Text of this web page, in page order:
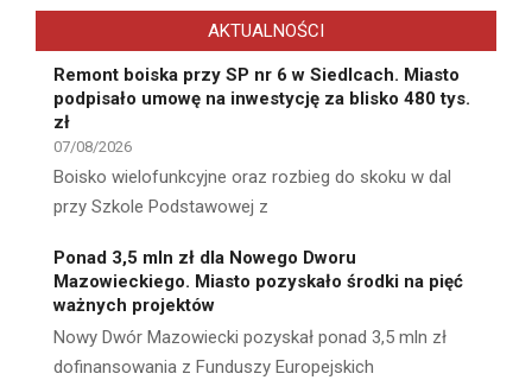
AKTUALNOŚCI
Remont boiska przy SP nr 6 w Siedlcach. Miasto
podpisało umowę na inwestycję za blisko 480 tys.
zł
07/08/2026
Boisko wielofunkcyjne oraz rozbieg do skoku w dal
przy Szkole Podstawowej z
Ponad 3,5 mln zł dla Nowego Dworu
Mazowieckiego. Miasto pozyskało środki na pięć
ważnych projektów
Nowy Dwór Mazowiecki pozyskał ponad 3,5 mln zł
dofinansowania z Funduszy Europejskich